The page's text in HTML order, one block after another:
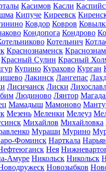
Касимов Касли
Кипуче Киреевск
Ковдор Ковров
Кондопога Кондрово
Котельнич
Краснознаменск
Красный Сулин Красный
Купино Курахово Курган
Лакинск Лангепас
Лисичанск Лиски
Людиново Лянтор
Мамадыш Мамоново
Мезень Меленки Мелеуз
Михайлов Михайловка
Мураши Мурино
Фоминск Нарткала
Нея
Амуре Никольск Никольск
Новозыбков